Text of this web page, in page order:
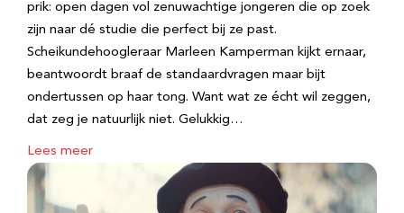
prik: open dagen vol zenuwachtige jongeren die op zoek
zijn naar dé studie die perfect bij ze past.
Scheikundehoogleraar Marleen Kamperman kijkt ernaar,
beantwoordt braaf de standaardvragen maar bijt
ondertussen op haar tong. Want wat ze écht wil zeggen,
dat zeg je natuurlijk niet. Gelukkig…
Lees meer